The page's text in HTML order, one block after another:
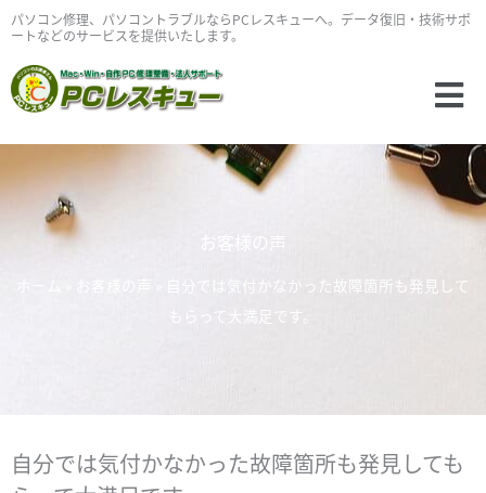
内
容
を
ス
プ
パソコン修理、パソコントラブルならPCレスキューへ。データ復旧・技術サポ
ートなどのサービスを提供いたします。
Main
Menu
お客様の声
自分では気付かなかった故障箇所も発見して
もらって大満足です。
自分では気付かなかった故障箇所も発見しても